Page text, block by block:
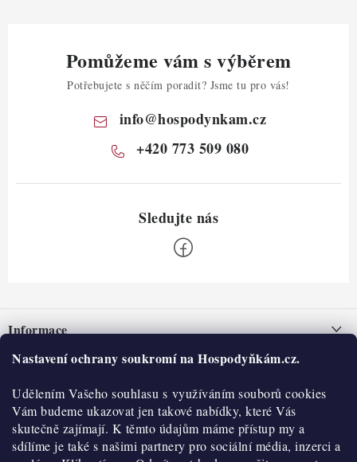
Nastavení ochrany soukromí na Hospodyňkám.cz.
Udělením Vašeho souhlasu s využíváním souborů cookies
Vám budeme ukazovat jen takové nabídky, které Vás
skutečně zajímají. K těmto údajům máme přístup my a
sdílíme je také s našimi partnery pro sociální média, inzerci a
Pomůžeme vám s výběrem
Potřebujete s něčím poradit? Jsme tu pro vás!
info@hospodynkam.cz
+420 773 509 080
pInformace
Nepřevzetí zásilky na dobírku
Obchodní podmínky
Hodnocení obchodu
Blog
O nás
Historie
Kontakty
O nákupu
Reklamace a vratky